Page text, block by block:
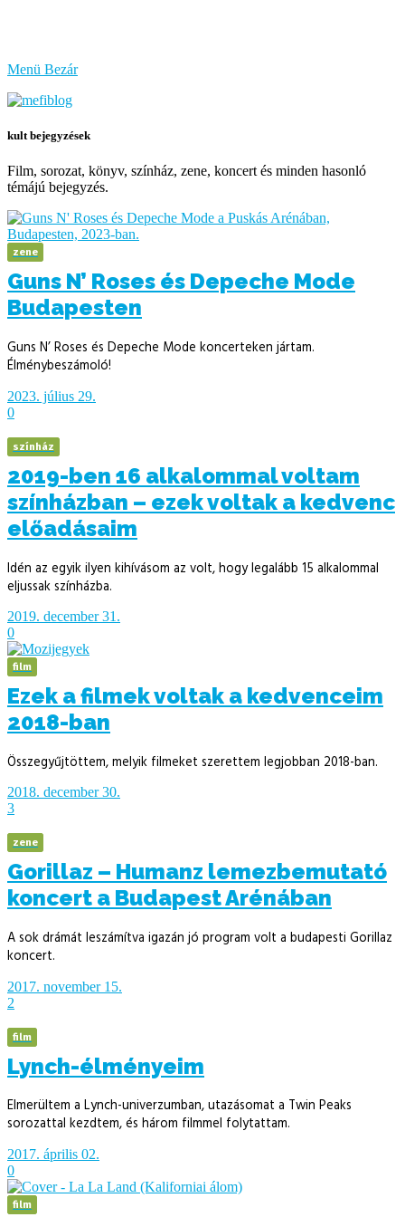
Menü Bezár
kult bejegyzések
Film, sorozat, könyv, színház, zene, koncert és minden hasonló
témájú bejegyzés.
zene
Guns N’ Roses és Depeche Mode
Budapesten
Guns N’ Roses és Depeche Mode koncerteken jártam.
Élménybeszámoló!
2023. július 29.
0
színház
2019-ben 16 alkalommal voltam
színházban – ezek voltak a kedvenc
előadásaim
Idén az egyik ilyen kihívásom az volt, hogy legalább 15 alkalommal
eljussak színházba.
2019. december 31.
0
film
Ezek a filmek voltak a kedvenceim
2018-ban
Összegyűjtöttem, melyik filmeket szerettem legjobban 2018-ban.
2018. december 30.
3
zene
Gorillaz – Humanz lemezbemutató
koncert a Budapest Arénában
A sok drámát leszámítva igazán jó program volt a budapesti Gorillaz
koncert.
2017. november 15.
2
film
Lynch-élményeim
Elmerültem a Lynch-univerzumban, utazásomat a Twin Peaks
sorozattal kezdtem, és három filmmel folytattam.
2017. április 02.
0
film